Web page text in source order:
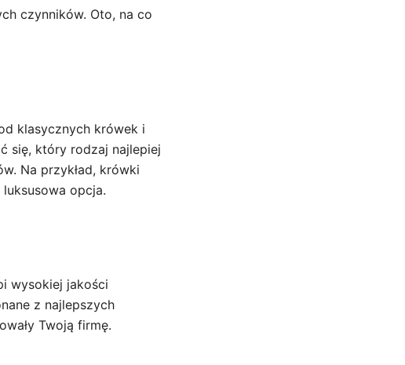
czynników. Oto, na co
klasycznych krówek i
się, który rodzaj najlepiej
Na przykład, krówki
opcja.
wysokiej jakości
z najlepszych
Twoją firmę.